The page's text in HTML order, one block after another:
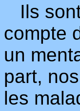
Ils
compte
un
part,
les